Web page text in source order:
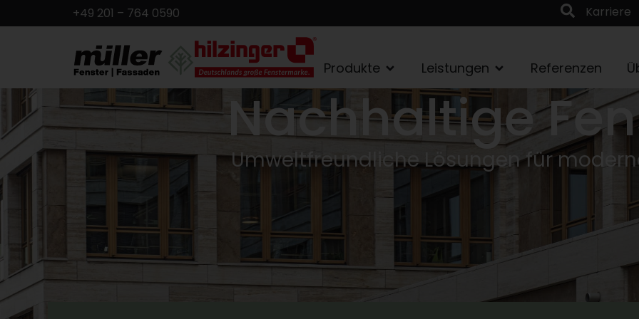
+49 201 – 764 0590 Karriere
Produkte Leistungen Referenzen
Nachhaltige
Umweltfreundliche Lösungen für